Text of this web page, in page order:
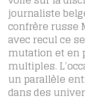
journaliste
confrère russe
avec recul ce
mutation et en
multiples.
un parallèle
dans des